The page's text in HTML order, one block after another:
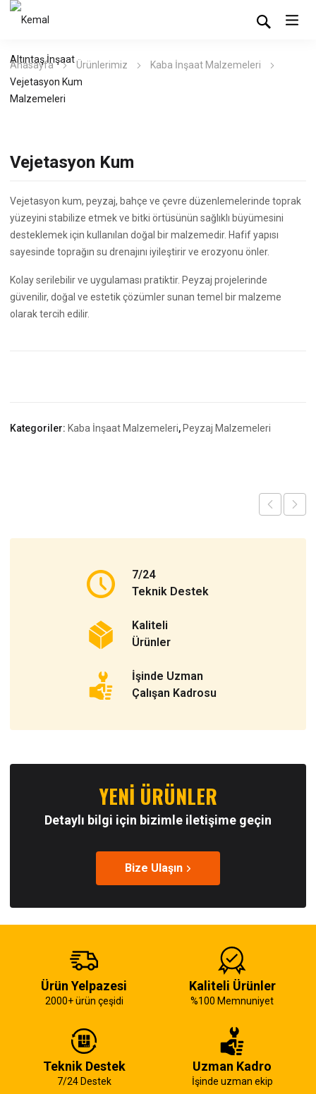
Anasayfa Ürünlerimiz
Kaba İnşaat Malzemeleri
Vejetasyon Kum
Vejetasyon Kum
Vejetasyon kum, peyzaj, bahçe ve çevre düzenlemelerinde toprak
yüzeyini stabilize etmek ve bitki örtüsünün sağlıklı büyümesini
desteklemek için kullanılan doğal bir malzemedir. Hafif yapısı
sayesinde toprağın su drenajını iyileştirir ve erozyonu önler.
Kolay serilebilir ve uygulaması pratiktir. Peyzaj projelerinde
güvenilir, doğal ve estetik çözümler sunan temel bir malzeme
olarak tercih edilir.
Kategoriler: Kaba İnşaat Malzemeleri, Peyzaj Malzemeleri
7/24
Teknik Destek
Kaliteli
Ürünler
İşinde Uzman
Çalışan Kadrosu
YENİ ÜRÜNLER
Detaylı bilgi için bizimle iletişime geçin
Bize Ulaşın
Ürün Yelpazesi
2000+ ürün çeşidi
Kaliteli Ürünler
%100 Memnuniyet
Teknik Destek
7/24 Destek
Uzman Kadro
İşinde uzman ekip